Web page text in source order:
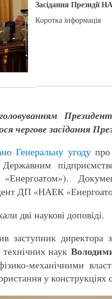
Засідання Президії
Коротка інформація
чергове засідання
Генеральну угоду
ДП «НАЕК
дві наукові доповіді.
заступник директора
наук
механічними
у конструкціях